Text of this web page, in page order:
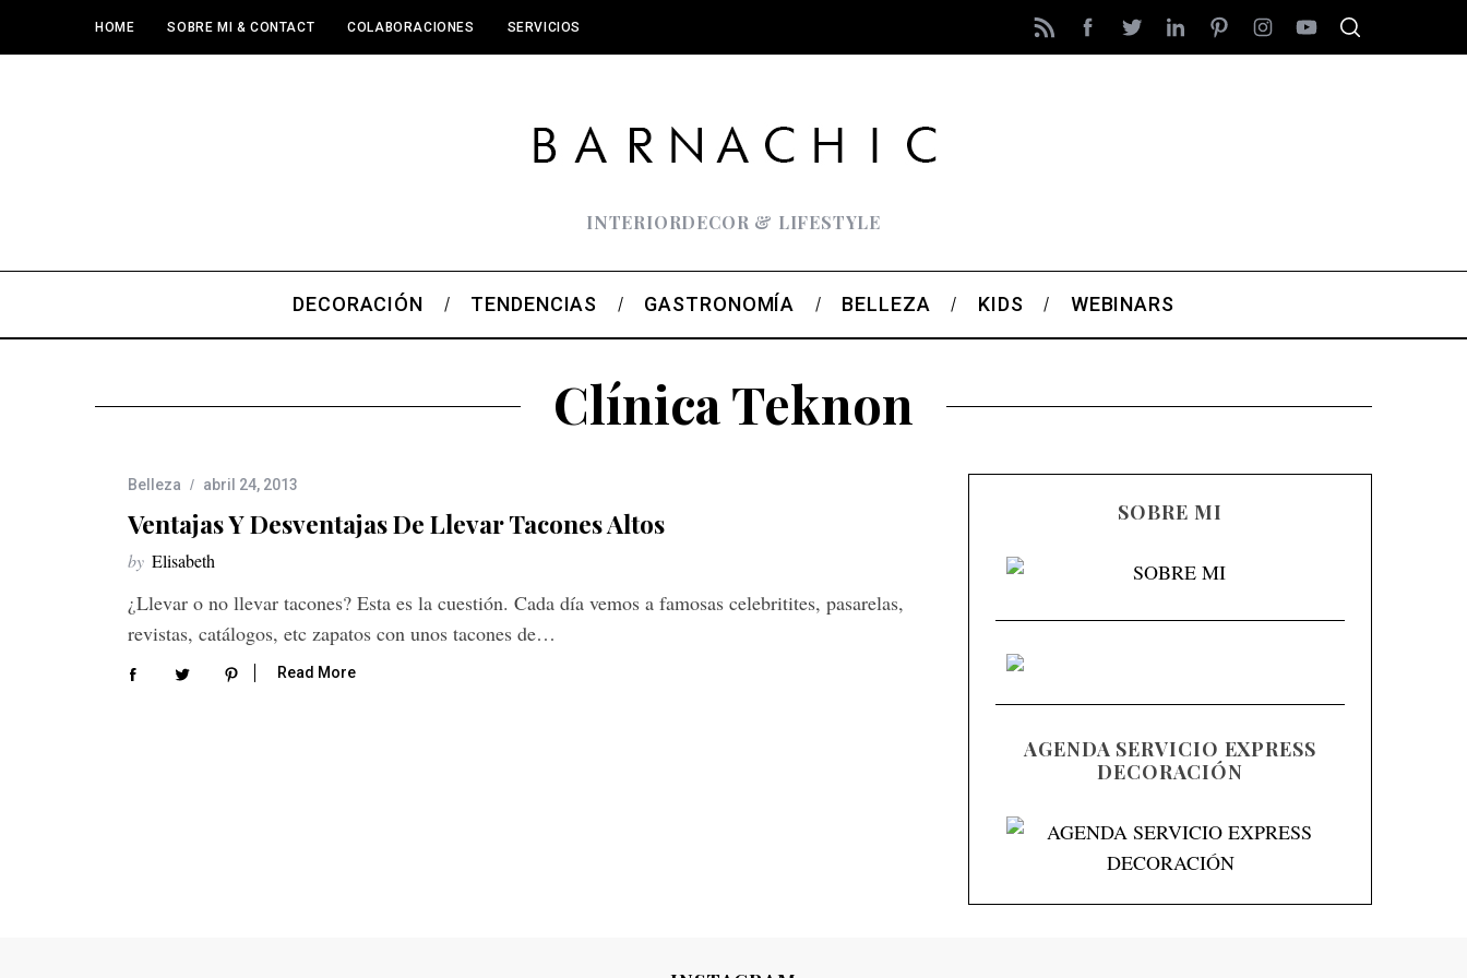
HOME SOBRE MI & CONTACT COLABORACIONES SERVICIOS
INTERIORDECOR & LIFESTYLE
DECORACIÓN TENDENCIAS GASTRONOMÍA BELLEZA KIDS WEBINARS
Clínica Teknon
Belleza abril 24, 2013
Ventajas Y Desventajas De Llevar Tacones Altos
by Elisabeth
¿Llevar o no llevar tacones? Esta es la cuestión. Cada día vemos a famosas celebritites, pasarelas,
revistas, catálogos, etc zapatos con unos tacones de…
Read More
SOBRE MI
AGENDA SERVICIO EXPRESS
DECORACIÓN